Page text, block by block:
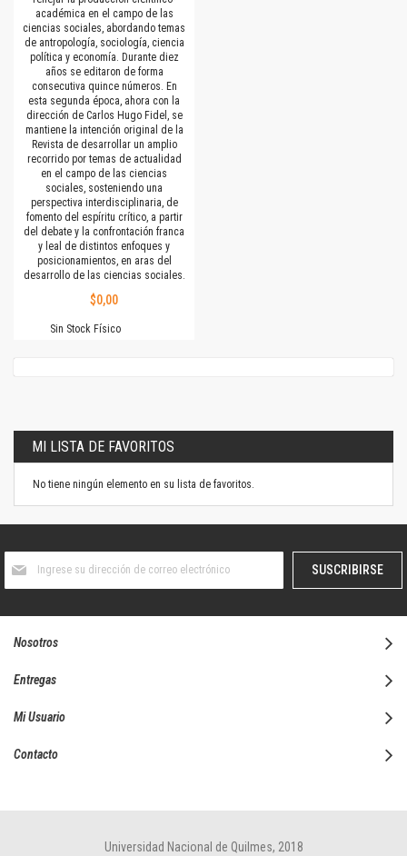
académica en el campo de las
ciencias sociales, abordando temas
de antropología, sociología, ciencia
política y economía. Durante diez
años se editaron de forma
consecutiva quince números. En
esta segunda época, ahora con la
dirección de Carlos Hugo Fidel, se
mantiene la intención original de la
Revista de desarrollar un amplio
recorrido por temas de actualidad
en el campo de las ciencias
sociales, sosteniendo una
perspectiva interdisciplinaria, de
fomento del espíritu crítico, a partir
del debate y la confrontación franca
y leal de distintos enfoques y
posicionamientos, en aras del
desarrollo de las ciencias sociales.
$0,00
Sin Stock Físico
MI LISTA DE FAVORITOS
No tiene ningún elemento en su lista de favoritos.
boletín
SUSCRIBIRSE
Nosotros
Entregas
Mi Usuario
Contacto
Universidad Nacional de Quilmes, 2018